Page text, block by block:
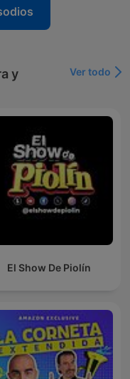
y
Ver todo
El Show De Piolín